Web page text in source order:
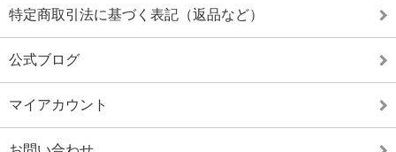
特定商取引法に基づく表記（返品など）
公式ブログ
マイアカウント